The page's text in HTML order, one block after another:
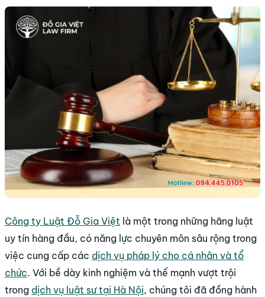
Công ty Luật Đỗ Gia Việt là một trong những hãng luật
uy tín hàng đầu, có năng lực chuyên môn sâu rộng trong
việc cung cấp các dịch vụ pháp lý cho cá nhân và tổ
chức. Với bề dày kinh nghiệm và thế mạnh vượt trội
trong dịch vụ luật sư tại Hà Nội, chúng tôi đã đồng hành